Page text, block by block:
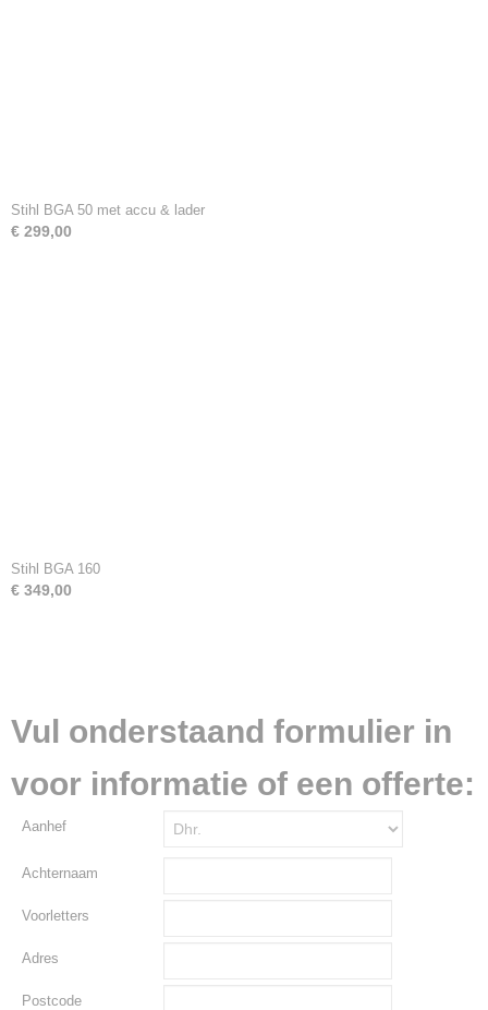
Stihl BGA 50 met accu & lader
€ 299,00
Stihl BGA 160
€ 349,00
Vul onderstaand formulier in
voor informatie of een offerte:
Aanhef
Achternaam
Voorletters
Adres
Postcode